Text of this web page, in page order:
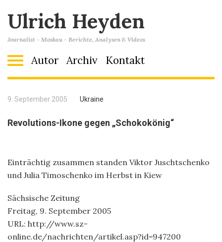
Ulrich Heyden
Journalist - Moskau - Berichte, Analysen & Videos
Autor Archiv Kontakt
9. September 2005 Ukraine
Revolutions-Ikone gegen „Schokokönig“
Einträchtig zusammen standen Viktor Juschtschenko
und Julia Timoschenko im Herbst in Kiew
Sächsische Zeitung
Freitag, 9. September 2005
URL: http://www.sz-
online.de/nachrichten/artikel.asp?id=947200